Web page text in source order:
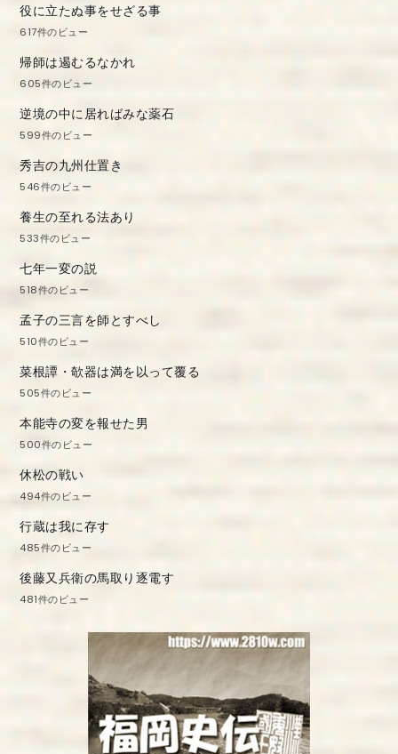
役に立たぬ事をせざる事
617件のビュー
帰師は遏むるなかれ
605件のビュー
逆境の中に居ればみな薬石
599件のビュー
秀吉の九州仕置き
546件のビュー
養生の至れる法あり
533件のビュー
七年一変の説
518件のビュー
孟子の三言を師とすべし
510件のビュー
菜根譚・欹器は満を以って覆る
505件のビュー
本能寺の変を報せた男
500件のビュー
休松の戦い
494件のビュー
行蔵は我に存す
485件のビュー
後藤又兵衛の馬取り逐電す
481件のビュー